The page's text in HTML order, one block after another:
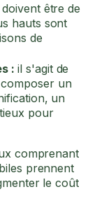
être de
hauts sont
de
: il s'agit de
un
un
pour
comprenant
prennent
le coût